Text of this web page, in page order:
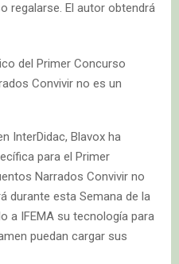
regalarse. El autor obtendrá
del Primer Concurso
Convivir no es un
InterDidac, Blavox ha
para el Primer
Narrados Convivir no
durante esta Semana de la
a IFEMA su tecnología para
puedan cargar sus